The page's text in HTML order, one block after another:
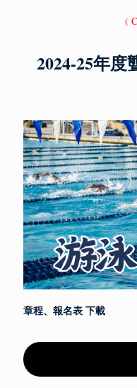
(
2024-25年
章程、報名表 下載